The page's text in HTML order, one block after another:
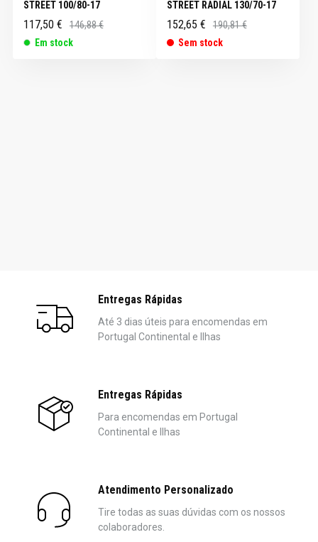
STREET 100/80-17
117,50 €
146,88 €
Em stock
STREET RADIAL 130/70-17
152,65 €
190,81 €
Sem stock
Entregas Rápidas
Até 3 dias úteis para encomendas em
Portugal Continental e Ilhas
Entregas Rápidas
Para encomendas em Portugal
Continental e Ilhas
Atendimento Personalizado
Tire todas as suas dúvidas com os nossos
colaboradores.